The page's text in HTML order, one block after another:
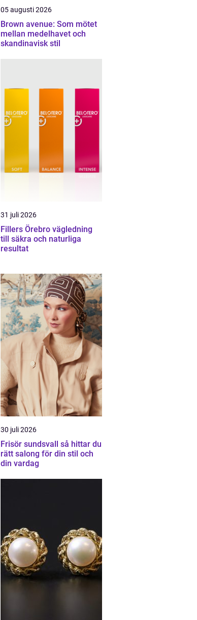
05 augusti 2026
Brown avenue: Som mötet
mellan medelhavet och
skandinavisk stil
31 juli 2026
Fillers Örebro vägledning
till säkra och naturliga
resultat
30 juli 2026
Frisör sundsvall så hittar du
rätt salong för din stil och
din vardag